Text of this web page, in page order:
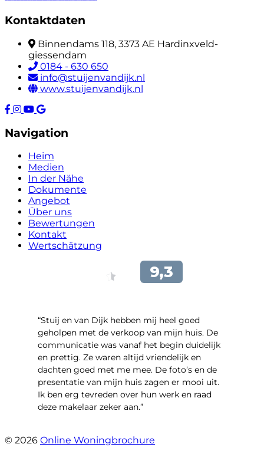
Kontaktdaten
Binnendams 118, 3373 AE Hardinxveld-
giessendam
0184 - 630 650
info@stuijenvandijk.nl
www.stuijenvandijk.nl
Navigation
Heim
Medien
In der Nähe
Dokumente
Angebot
Über uns
Bewertungen
Kontakt
Wertschätzung
“Stuij en van Dijk hebben mij heel goed
geholpen met de verkoop van mijn huis. De
communicatie was vanaf het begin duidelijk
en prettig. Ze waren altijd vriendelijk en
dachten goed met me mee. De foto’s en de
presentatie van mijn huis zagen er mooi uit.
Ik ben erg tevreden over hun werk en raad
deze makelaar zeker aan.”
© 2026 Online Woningbrochure